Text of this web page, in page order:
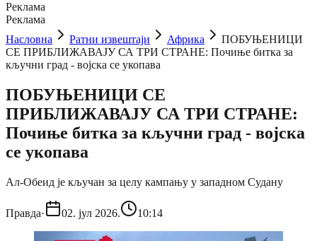
Реклама
Реклама
Насловна
Ратни извештаји Африка
ПОБУЊЕНИЦИ
СЕ ПРИБЛИЖАВАЈУ СА ТРИ СТРАНЕ: Почиње битка за
кључни град - војска се укопава
ПОБУЊЕНИЦИ СЕ
ПРИБЛИЖАВАЈУ СА ТРИ СТРАНЕ:
Почиње битка за кључни град - војска
се укопава
Ал-Обеид је кључан за целу кампању у западном Судану
Правда· 02. јул 2026. 10:14